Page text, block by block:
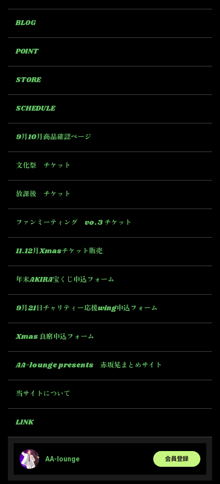
BLOG
POINT
STORE
SCHEDULE
9月10月商品確認ページ
文化祭 チケット
放課後 チケット
ファンミーティング vo.3 チケット
11.12月Xmasチケット販売
年末AKIRA宝くじ申込フォーム
9月21日チャリティー応援wing申込フォーム
Xmas 良席申込フォーム
AA-lounge presents 赤坂晃まとめサイト
当サイトについて
LINK
AA-lounge 会員登録